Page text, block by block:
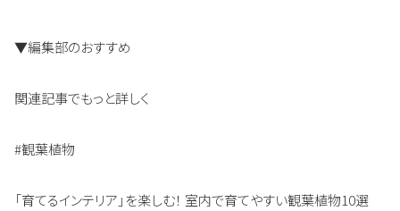
▼編集部のおすすめ
関連記事でもっと詳しく
#観葉植物
「育てるインテリア」を楽しむ！ 室内で育てやすい観葉植物10選